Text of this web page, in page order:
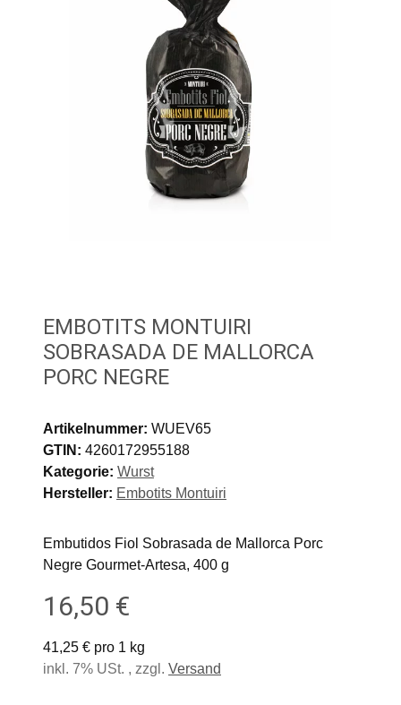
EMBOTITS MONTUIRI
SOBRASADA DE MALLORCA
PORC NEGRE
Artikelnummer: WUEV65
GTIN: 4260172955188
Kategorie: Wurst
Hersteller: Embotits Montuiri
Embutidos Fiol Sobrasada de Mallorca Porc
Negre Gourmet-Artesa, 400 g
16,50 €
41,25 € pro 1 kg
inkl. 7% USt. , zzgl. Versand